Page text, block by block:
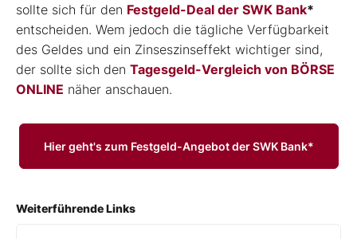
sollte sich für den Festgeld-Deal der SWK Bank*
entscheiden. Wem jedoch die tägliche Verfügbarkeit
des Geldes und ein Zinseszinseffekt wichtiger sind,
der sollte sich den Tagesgeld-Vergleich von BÖRSE
ONLINE näher anschauen.
Hier geht's zum Festgeld-Angebot der SWK Bank*
Weiterführende Links